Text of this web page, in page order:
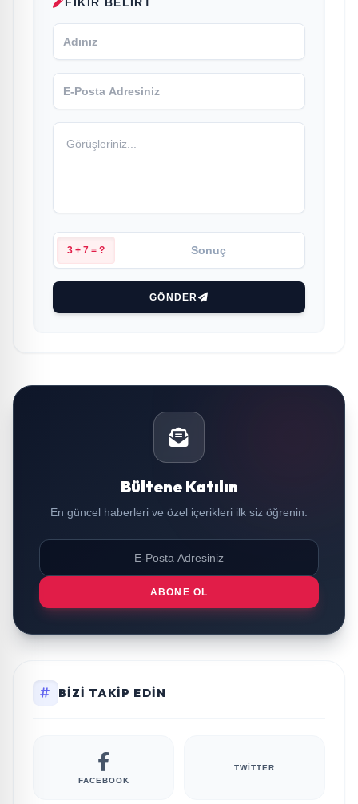
3 + 7 = ?
GÖNDER
Bültene Katılın
En güncel haberleri ve özel içerikleri ilk siz öğrenin.
ABONE OL
BIZI TAKIP EDIN
FACEBOOK
TWITTER